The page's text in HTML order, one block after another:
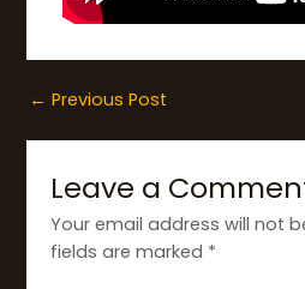
← Previous Post
Leave a
Your email address will not
fields are marked *